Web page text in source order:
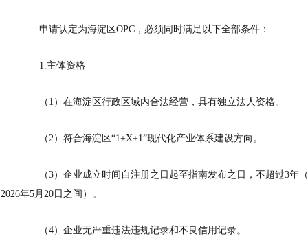
申请认定为海淀区OPC，必须同时满足以下全部条件：
1.主体资格
（1）在海淀区行政区域内合法经营，具有独立法人资格。
（2）符合海淀区“1+X+1”现代化产业体系建设方向。
（3）企业成立时间自注册之日起至指南发布之日，不超过3年（
2026年5月20日之间 ）。
（4）企业无严重违法违规记录和不良信用记录。